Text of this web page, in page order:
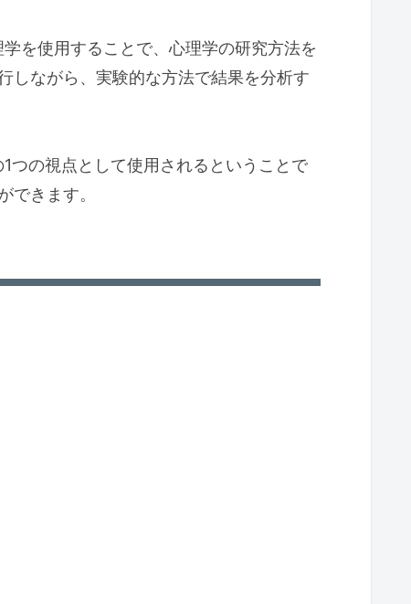
を使用することで、心理学の研究方法を
しながら、実験的な方法で結果を分析す
つの視点として使用されるということで
できます。